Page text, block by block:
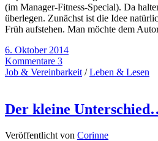
(im Manager-Fitness-Special). Da
überlegen. Zunächst ist die Idee
Früh aufstehen. Man möchte dem
6. Oktober 2014
Kommentare 3
Job & Vereinbarkeit /Leben & Lesen
Der kleine
Veröffentlicht von Corinne